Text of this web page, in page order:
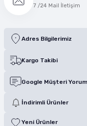
7 /24 Mail İletişim
Adres Bilgilerimiz
Kargo Takibi
Google Müşteri
İndirimli Ürünler
Yeni Ürünler